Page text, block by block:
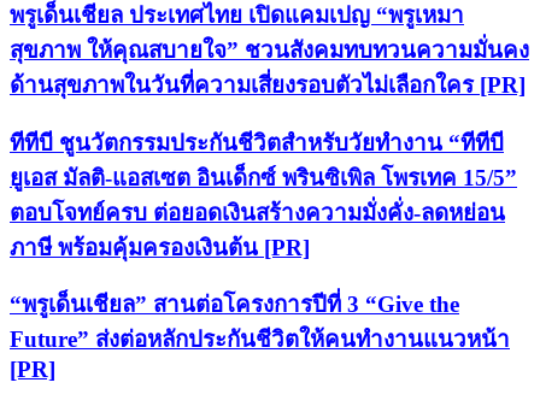
พรูเด็นเชียล ประเทศไทย เปิดแคมเปญ “พรูเหมา
สุขภาพ ให้คุณสบายใจ” ชวนสังคมทบทวนความมั่นคง
ด้านสุขภาพในวันที่ความเสี่ยงรอบตัวไม่เลือกใคร [PR]
ทีทีบี ชูนวัตกรรมประกันชีวิตสำหรับวัยทำงาน “ทีทีบี
ยูเอส มัลติ-แอสเซต อินเด็กซ์ พรินซิเพิล โพรเทค 15/5”
ตอบโจทย์ครบ ต่อยอดเงินสร้างความมั่งคั่ง-ลดหย่อน
ภาษี พร้อมคุ้มครองเงินต้น [PR]
“พรูเด็นเชียล” สานต่อโครงการปีที่ 3 “Give the
Future” ส่งต่อหลักประกันชีวิตให้คนทำงานแนวหน้า
[PR]